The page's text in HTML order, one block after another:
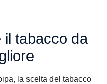
il tabacco da
la scelta del tabacco